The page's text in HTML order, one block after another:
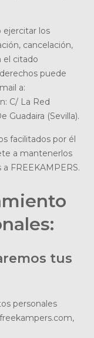
ejercitar los
cancelación,
el citado
puede
a:
C/ La Red
Guadaira (Sevilla).
facilitados por él
a mantenerlos
a FREEKAMPERS.
tus
personales